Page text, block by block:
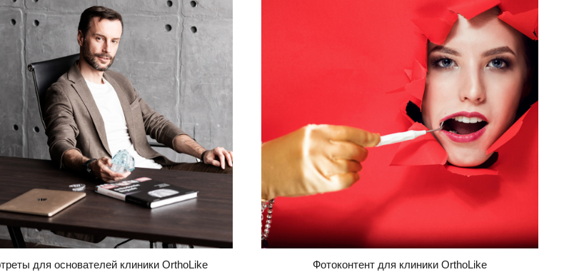
для основателей клиники OrthoLike Фотоконтент для клиники OrthoLike